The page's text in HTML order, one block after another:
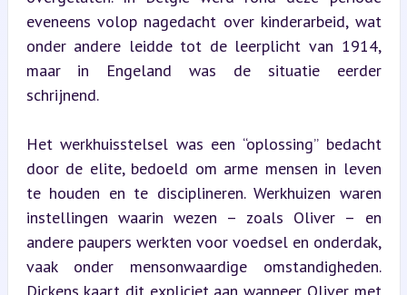
eveneens volop nagedacht over kinderarbeid, wat
onder andere leidde tot de leerplicht van 1914,
maar in Engeland was de situatie eerder
schrijnend.
Het werkhuisstelsel was een “oplossing” bedacht
door de elite, bedoeld om arme mensen in leven
te houden en te disciplineren. Werkhuizen waren
instellingen waarin wezen – zoals Oliver – en
andere paupers werkten voor voedsel en onderdak,
vaak onder mensonwaardige omstandigheden.